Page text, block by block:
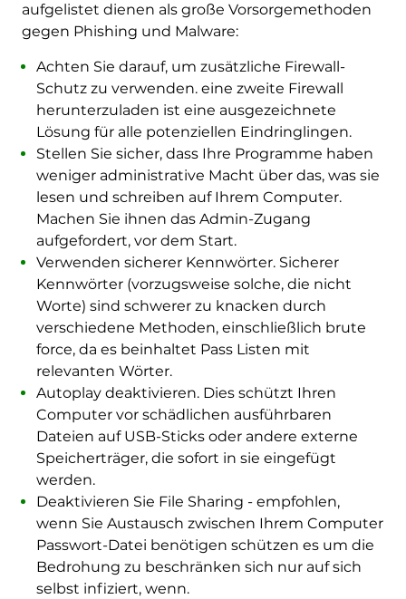
aufgelistet dienen als große Vorsorgemethoden
gegen Phishing und Malware:
Achten Sie darauf, um zusätzliche Firewall-
Schutz zu verwenden. eine zweite Firewall
herunterzuladen ist eine ausgezeichnete
Lösung für alle potenziellen Eindringlingen.
Stellen Sie sicher, dass Ihre Programme haben
weniger administrative Macht über das, was sie
lesen und schreiben auf Ihrem Computer.
Machen Sie ihnen das Admin-Zugang
aufgefordert, vor dem Start.
Verwenden sicherer Kennwörter. Sicherer
Kennwörter (vorzugsweise solche, die nicht
Worte) sind schwerer zu knacken durch
verschiedene Methoden, einschließlich brute
force, da es beinhaltet Pass Listen mit
relevanten Wörter.
Autoplay deaktivieren. Dies schützt Ihren
Computer vor schädlichen ausführbaren
Dateien auf USB-Sticks oder andere externe
Speicherträger, die sofort in sie eingefügt
werden.
Deaktivieren Sie File Sharing - empfohlen,
wenn Sie Austausch zwischen Ihrem Computer
Passwort-Datei benötigen schützen es um die
Bedrohung zu beschränken sich nur auf sich
selbst infiziert, wenn.